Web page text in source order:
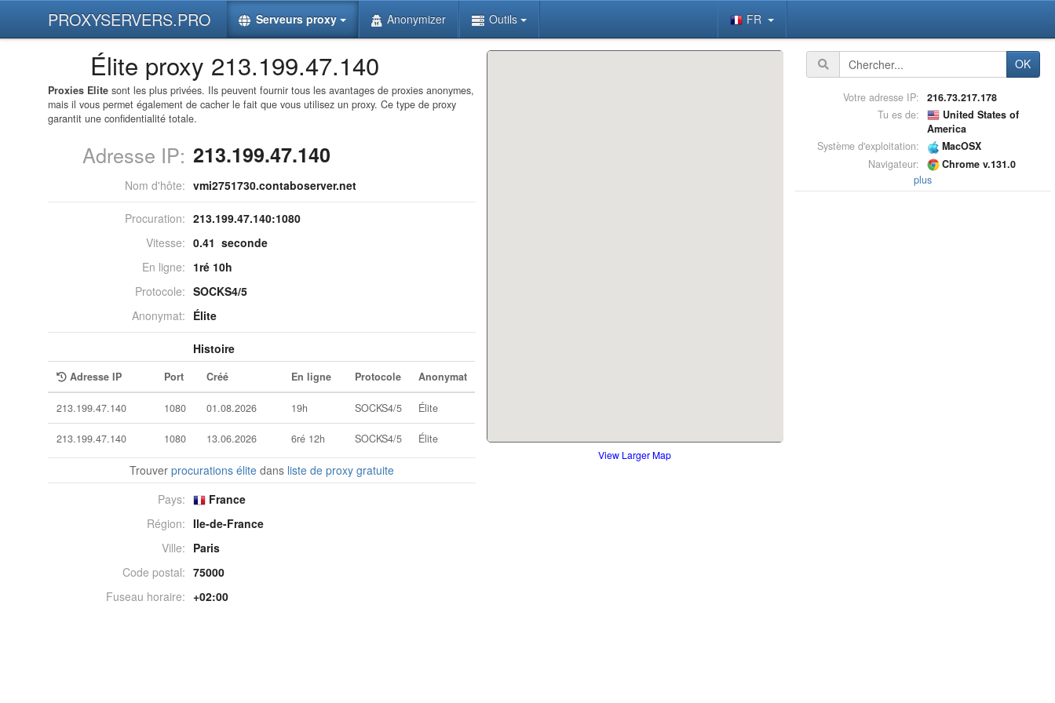
PROXYSERVERS.PRO Serveurs proxy Anonymizer Outils FR
Élite proxy 213.199.47.140
Proxies Elite sont les plus privées. Ils peuvent fournir tous les avantages de proxies anonymes,
mais il vous permet également de cacher le fait que vous utilisez un proxy. Ce type de proxy
garantit une confidentialité totale.
Adresse IP: 213.199.47.140
Nom d'hôte: vmi2751730.contaboserver.net
Procuration: 213.199.47.140:1080
Vitesse: 0.41 seconde
En ligne: 1ré 10h
Protocole: SOCKS4/5
Anonymat: Élite
Histoire
Adresse IP Port Créé En ligne Protocole Anonymat
213.199.47.140 1080 01.08.2026 19h SOCKS4/5 Élite
213.199.47.140 1080 13.06.2026 6ré 12h SOCKS4/5 Élite
Trouver procurations élitedans liste de proxy gratuite
Pays:
France
Région: Ile-de-France
Ville: Paris
Code postal: 75000
Fuseau horaire: +02:00
View Larger Map
OK
Votre adresse IP:
216.73.217.178
Tu es de:
United States of
America
Système d'exploitation:
MacOSX
Navigateur:
Chrome v.131.0
plus